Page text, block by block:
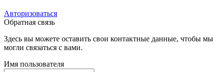
Авторизоваться
Обратная связь
Здесь вы можете оставить свои контактные данные, чтобы мы
могли связаться с вами.
Имя пользователя